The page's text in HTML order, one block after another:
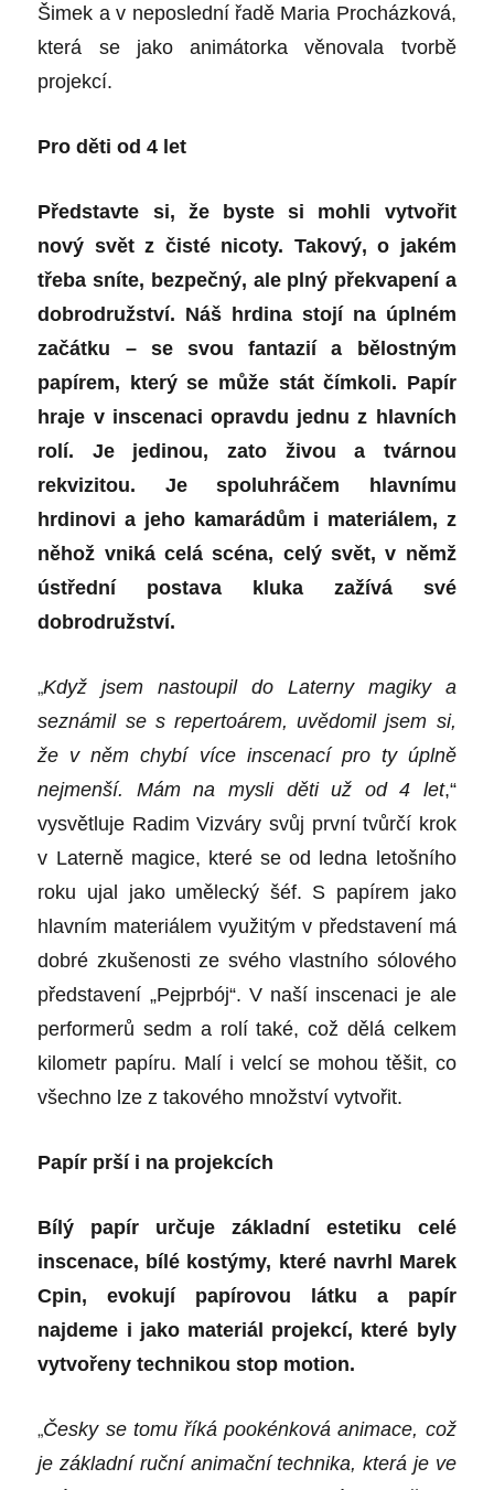
Šimek a v neposlední řadě Maria Procházková,
která se jako animátorka věnovala tvorbě
projekcí.
Pro děti od 4 let
Představte si, že byste si mohli vytvořit
nový svět z čisté nicoty. Takový, o jakém
třeba sníte, bezpečný, ale plný překvapení a
dobrodružství. Náš hrdina stojí na úplném
začátku – se svou fantazií a bělostným
papírem, který se může stát čímkoli. Papír
hraje v inscenaci opravdu jednu z hlavních
rolí. Je jedinou, zato živou a tvárnou
rekvizitou. Je spoluhráčem hlavnímu
hrdinovi a jeho kamarádům i materiálem, z
něhož vniká celá scéna, celý svět, v němž
ústřední postava kluka zažívá své
dobrodružství.
„Když jsem nastoupil do Laterny magiky a
seznámil se s repertoárem, uvědomil jsem si,
že v něm chybí více inscenací pro ty úplně
nejmenší. Mám na mysli děti už od 4 let,“
vysvětluje Radim Vizváry svůj první tvůrčí krok
v Laterně magice, které se od ledna letošního
roku ujal jako umělecký šéf. S papírem jako
hlavním materiálem využitým v představení má
dobré zkušenosti ze svého vlastního sólového
představení „Pejprbój“. V naší inscenaci je ale
performerů sedm a rolí také, což dělá celkem
kilometr papíru. Malí i velcí se mohou těšit, co
všechno lze z takového množství vytvořit.
Papír prší i na projekcích
Bílý papír určuje základní estetiku celé
inscenace, bílé kostýmy, které navrhl Marek
Cpin, evokují papírovou látku a papír
najdeme i jako materiál projekcí, které byly
vytvořeny technikou stop motion.
„Česky se tomuříká pookénková animace, což
je základní ruční animační technika, která je ve